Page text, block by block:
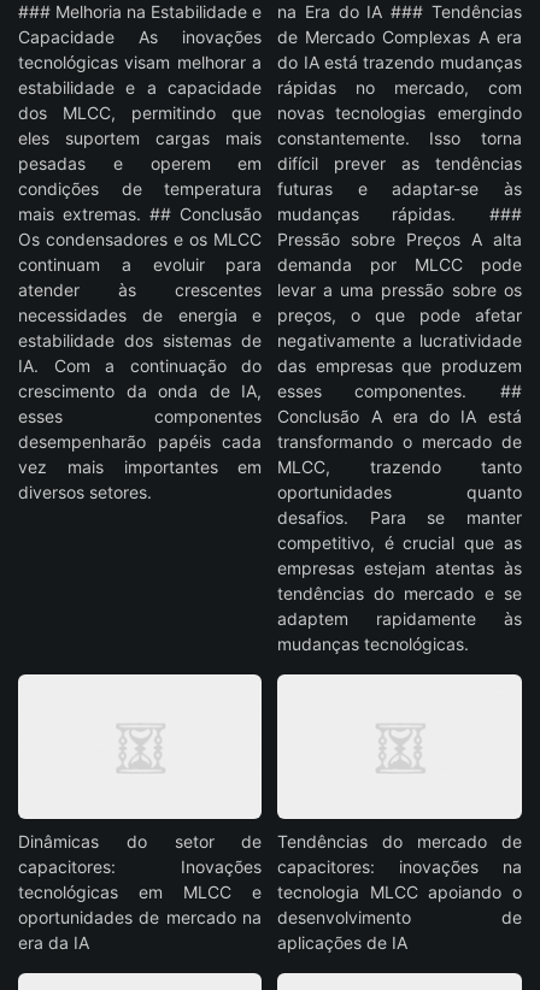
### Melhoria na Estabilidade e
Capacidade As inovações
tecnológicas visam melhorar a
estabilidade e a capacidade
dos MLCC, permitindo que
eles suportem cargas mais
pesadas e operem em
condições de temperatura
mais extremas. ## Conclusão
Os condensadores e os MLCC
continuam a evoluir para
atender às crescentes
necessidades de energia e
estabilidade dos sistemas de
IA. Com a continuação do
crescimento da onda de IA,
esses componentes
desempenharão papéis cada
vez mais importantes em
diversos setores.
na Era do IA ### Tendências
de Mercado Complexas A era
do IA está trazendo mudanças
rápidas no mercado, com
novas tecnologias emergindo
constantemente. Isso torna
difícil prever as tendências
futuras e adaptar-se às
mudanças rápidas. ###
Pressão sobre Preços A alta
demanda por MLCC pode
levar a uma pressão sobre os
preços, o que pode afetar
negativamente a lucratividade
das empresas que produzem
esses componentes. ##
Conclusão A era do IA está
transformando o mercado de
MLCC, trazendo tanto
oportunidades quanto
desafios. Para se manter
competitivo, é crucial que as
empresas estejam atentas às
tendências do mercado e se
adaptem rapidamente às
mudanças tecnológicas.
Dinâmicas do setor de
capacitores: Inovações
tecnológicas em MLCC e
oportunidades de mercado na
era da IA
Tendências do mercado de
capacitores: inovações na
tecnologia MLCC apoiando o
desenvolvimento de
aplicações de IA